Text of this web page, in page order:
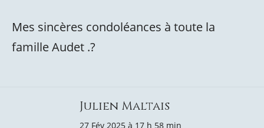
Mes sincères condoléances à toute la
famille Audet .?
Julien Maltais
27 Fév 2025 à 17 h 58 min